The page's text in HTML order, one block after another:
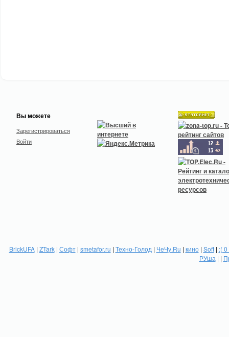
Вы можете
Зарегистрироваться
Войти
BrickUFA| ZTark| Софт| smetafor.ru | Техно-Голод | ЧеЧу.Ru | кино| Soft| :(
РУша | |